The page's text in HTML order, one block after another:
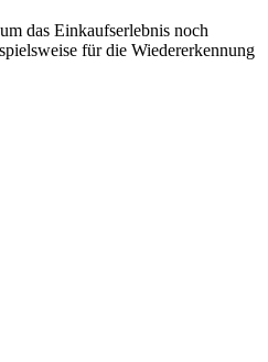
das Einkaufserlebnis noch
für die Wiedererkennung